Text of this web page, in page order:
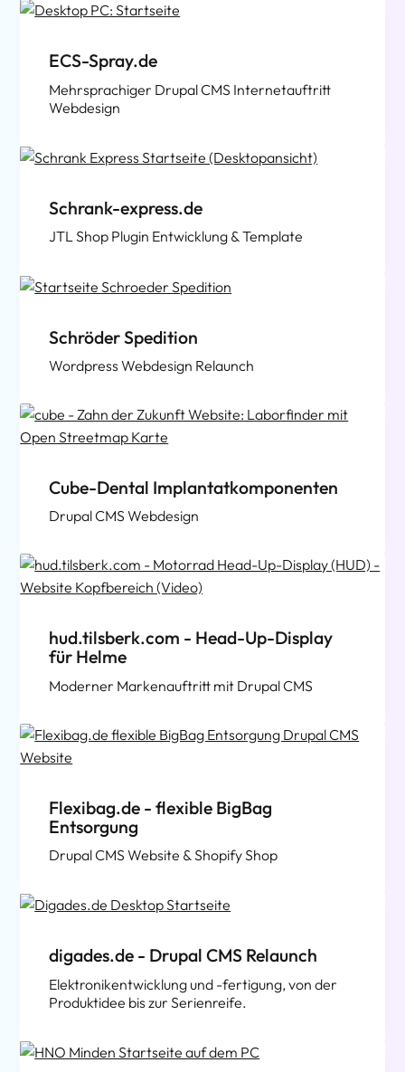
ECS-Spray.de
Mehrsprachiger Drupal CMS Internetauftritt
Webdesign
Schrank-express.de
JTL Shop Plugin Entwicklung & Template
Schröder Spedition
Wordpress Webdesign Relaunch
Cube-Dental Implantatkomponenten
Drupal CMS Webdesign
hud.tilsberk.com - Head-Up-Display
für Helme
Moderner Markenauftritt mit Drupal CMS
Flexibag.de - flexible BigBag
Entsorgung
Drupal CMS Website & Shopify Shop
digades.de - Drupal CMS Relaunch
Elektronikentwicklung und -fertigung, von der
Produktidee bis zur Serienreife.